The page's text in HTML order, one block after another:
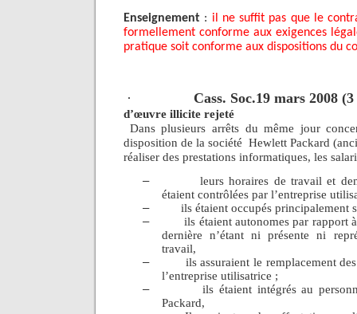
Enseignement : il ne suffit pas que le
formellement conforme aux exigences
pratique soit conforme aux dispositions du
· Cass. Soc.19 mars 2008
d’œuvre illicite rejeté
Dans plusieurs arrêts du même jour
disposition de la société Hewlett Packard
réaliser des prestations informatiques, les
–
leurs horaires de travail et
étaient contrôlées par l’entreprise
–
ils étaient occupés principalement
–
ils étaient autonomes par rapport
dernière n’étant ni présente ni
travail,
–
ils assuraient le remplacement
l’entreprise utilisatrice ;
–
ils étaient intégrés au
Packard,